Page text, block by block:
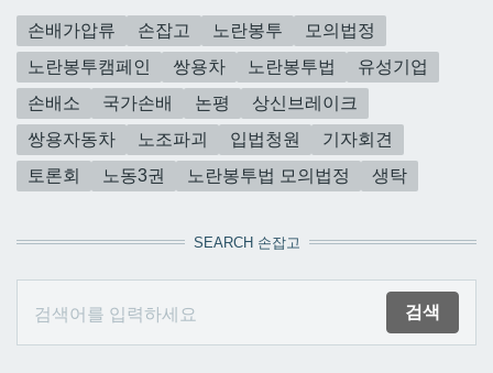
손배가압류 손잡고 노란봉투
모의법정
노란봉투캠페인
쌍용차 노란봉투법
유성기업
손배소
국가손배 논평
상신브레이크
쌍용자동차
노조파괴 입법청원
기자회견
토론회
노동3권 노란봉투법 모의법정 생탁
SEARCH 손잡고